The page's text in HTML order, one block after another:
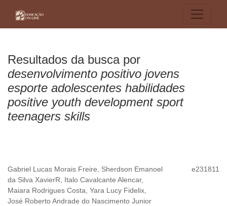
Resultados da busca por
desenvolvimento positivo jovens
esporte adolescentes habilidades
positive youth development sport
teenagers skills
Gabriel Lucas Morais Freire, Sherdson Emanoel
da Silva XavierR, Italo Cavalcante Alencar,
Maiara Rodrigues Costa, Yara Lucy Fidelix,
José Roberto Andrade do Nascimento Junior
e231811